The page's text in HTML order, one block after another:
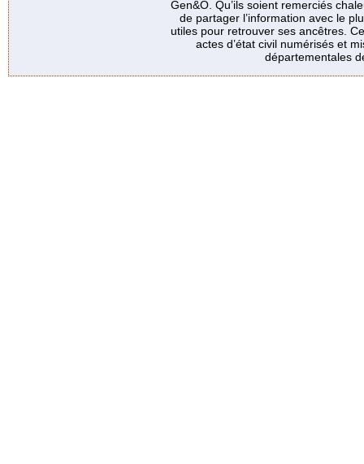
Gen&O. Qu’ils soient remerciés
de partager l’information avec le
utiles pour retrouver ses ancêtres.
actes d’état civil numérisés et
départementales